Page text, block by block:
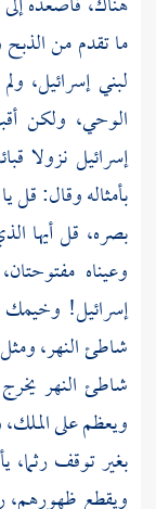
ما تقدم من الذبح
لبني إسرائيل،
الوحي، ولكن
إسرائيل نزولا
بأمثاله وقال: قل
بصره، قل أيها
وعيناه
إسرائيل! وخيمك
شاطئ النهر،
شاطئ النهر
ويعظم على
بغير توقف
ويقطع